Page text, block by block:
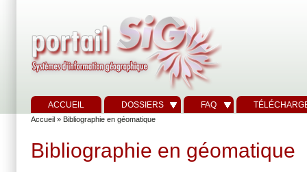
ACCUEIL DOSSIERS FAQ
Accueil » Bibliographie en géomatique
Bibliographie en géomatique